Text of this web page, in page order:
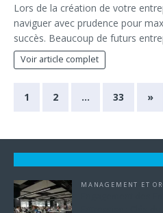
Lors de la création de votre
naviguer avec prudence pour
succès. Beaucoup de futurs
Voir article complet
1 2 … 33 »
MANAGEMENT ET